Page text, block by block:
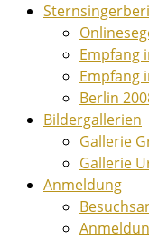
Empfang
Empfang
Berlin
Bildergallerien
Gallerie
Gallerie
Anmeldung